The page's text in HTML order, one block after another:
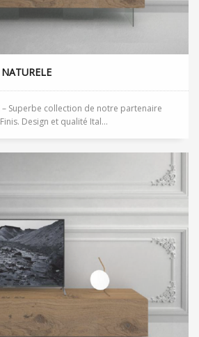
– Superbe collection de notre partenaire
Design et qualité Ital...